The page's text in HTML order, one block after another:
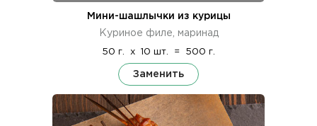
Мини-шашлычки из курицы
Куриное филе, маринад
50 г. x 10 шт. = 500 г.
Заменить